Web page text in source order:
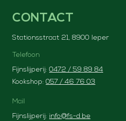
CONTACT
Stationsstraat 21, 8900 Ieper
Telefoon
Fijnslijperij: 0472 / 59 89 84
Kookshop: 057 / 46 76 03
Mail
Fijnslijperij: info@fs-d.be